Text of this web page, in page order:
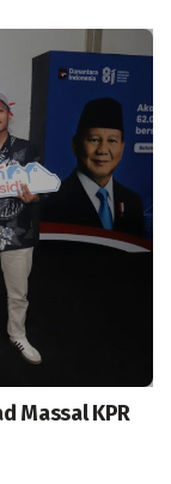
Massal KPR